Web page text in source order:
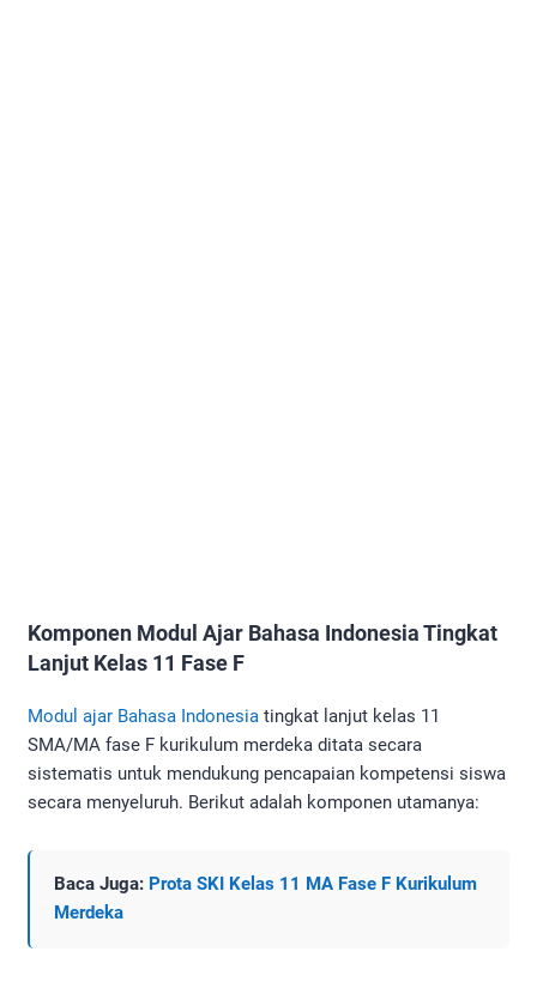
Komponen Modul Ajar Bahasa Indonesia Tingkat
Lanjut Kelas 11 Fase F
Modul ajar Bahasa Indonesia tingkat lanjut kelas 11
SMA/MA fase F kurikulum merdeka ditata secara
sistematis untuk mendukung pencapaian kompetensi siswa
secara menyeluruh. Berikut adalah komponen utamanya:
Baca Juga: Prota SKI Kelas 11 MA Fase F Kurikulum
Merdeka